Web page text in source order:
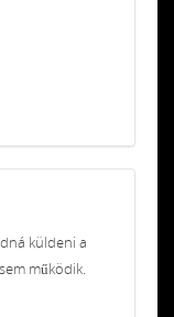
küldeni a
működik.